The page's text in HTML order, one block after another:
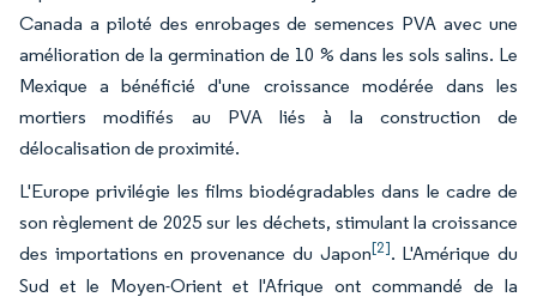
Canada a piloté des enrobages de semences PVA avec une
amélioration de la germination de 10 % dans les sols salins. Le
Mexique a bénéficié d'une croissance modérée dans les
mortiers modifiés au PVA liés à la construction de
délocalisation de proximité.
L'Europe privilégie les films biodégradables dans le cadre de
son règlement de 2025 sur les déchets, stimulant la croissance
des importations en provenance du Japon[2]. L'Amérique du
Sud et le Moyen-Orient et l'Afrique ont commandé de la